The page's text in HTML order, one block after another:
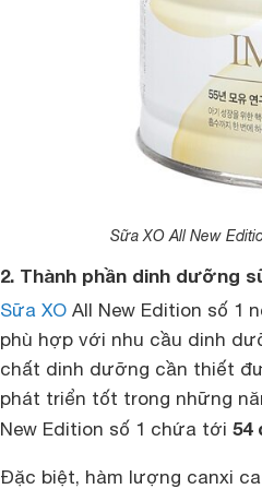
Sữa XO All New
2. Thành phần dinh dưỡng
Sữa XO All New Edition số 1
phù hợp với nhu cầu dinh
chất dinh dưỡng cần thiết
phát triển tốt trong những
New Edition số 1 chứa tới 54
Đặc biệt, hàm lượng canxi